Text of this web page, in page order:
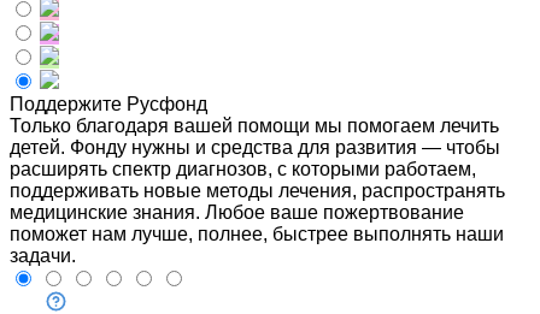
Поддержите Русфонд
Только благодаря вашей помощи мы помогаем лечить
детей. Фонду нужны и средства для развития — чтобы
расширять спектр диагнозов, с которыми работаем,
поддерживать новые методы лечения, распространять
медицинские знания. Любое ваше пожертвование
поможет нам лучше, полнее, быстрее выполнять наши
задачи.